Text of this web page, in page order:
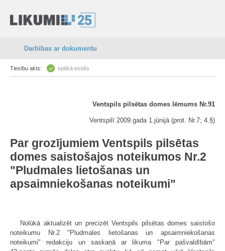
Darbības ar dokumentu
Tiesību akts: spēkā esošs
Ventspils pilsētas domes lēmums Nr.91
Ventspilī 2009.gada 1.jūnijā (prot. Nr.7; 4.§)
Par grozījumiem Ventspils pilsētas
domes saistošajos noteikumos Nr.2
"Pludmales lietošanas un
apsaimniekošanas noteikumi"
Nolūkā aktualizēt un precizēt Ventspils pilsētas domes saistošo
noteikumu Nr.2 "Pludmales lietošanas un apsaimniekošanas
noteikumi" redakciju un saskaņā ar likuma "Par pašvaldībām"